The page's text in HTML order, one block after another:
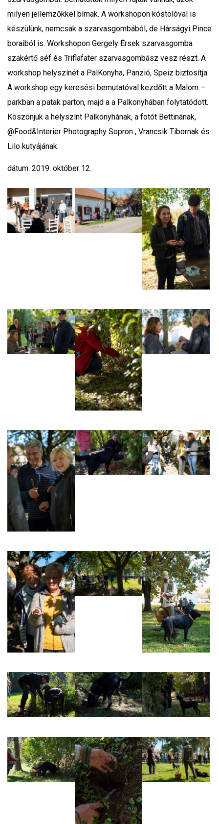
milyen jellemzőkkel bírnak. A workshopon kóstolóval is
készülünk, nemcsak a szarvasgombából, de Hárságyi Pince
boraiból is. Workshopon Gergely Érsek szarvasgomba
szakértő séf és Triflafater szarvasgombász vesz részt. A
workshop helyszínét a PalKonyha, Panzió, Speiz biztosítja.
A workshop egy keresési bemutatóval kezdőtt a Malom –
parkban a patak parton, majd a a Palkonyhában folytatódott.
Köszönjük a helyszínt Palkonyhának, a fotót Bettinának,
@Food&Interier Photography Sopron , Vrancsik Tibornak és
Lilo kutyájának.
dátum: 2019. október 12.